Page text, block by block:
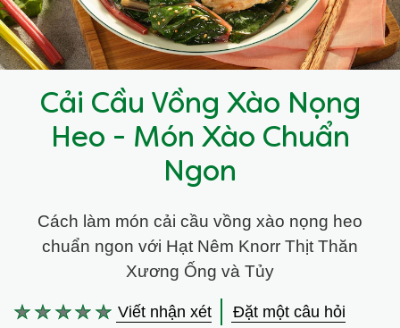
Cải Cầu Vồng Xào Nọng
Heo - Món Xào Chuẩn
Ngon
Cách làm món cải cầu vồng xào nọng heo
chuẩn ngon với Hạt Nêm Knorr Thịt Thăn
Xương Ống và Tủy
Không
Viết nhận xét Đặt một câu hỏi